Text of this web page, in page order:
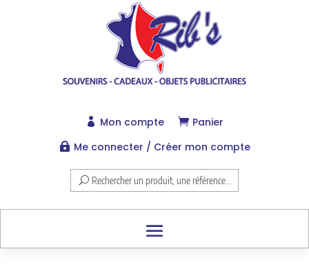
 Mon compte  Panier
 Me connecter / Créer mon compte
Rechercher un produit, une référence...